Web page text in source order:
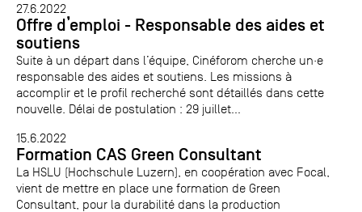
27.6.2022
Offre d’emploi - Responsable des aides et
soutiens
Suite à un départ dans l’équipe, Cinéforom cherche un·e
responsable des aides et soutiens. Les missions à
accomplir et le profil recherché sont détaillés dans cette
nouvelle. Délai de postulation : 29 juillet...
15.6.2022
Formation CAS Green Consultant
La HSLU (Hochschule Luzern), en coopération avec Focal,
vient de mettre en place une formation de Green
Consultant, pour la durabilité dans la production